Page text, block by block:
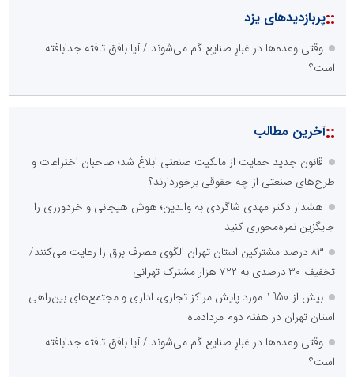
::پربازدیدهای یزد
وقتی وعده‌ها در غبارِ صنایع گم می‌شوند / آیا بافق تافته جدابافته
است؟
::آخرین مطالب
قانون جدید حمایت از مالکیت صنعتی ابلاغ شد؛ صاحبان اختراعات و
طرح‌های صنعتی از چه حقوقی برخوردارند؟
هشدار دکتر مهدی شاگردی به والدین؛ هوش هیجانی و خردورزی را
جایگزین نمره‌محوری کنید
۸۳ درصد مشترکین استان تهران الگوی مصرف برق را رعایت می‌کنند/
تخفیف ۳۰ درصدی به ۷۲۲ هزار مشترک تهرانی
بیش از 1950 مورد پایش مراکز تجاری، اداری و مجتمع‌های بین‌راهی
استان تهران در هفته دوم مردادماه
وقتی وعده‌ها در غبارِ صنایع گم می‌شوند / آیا بافق تافته جدابافته
است؟